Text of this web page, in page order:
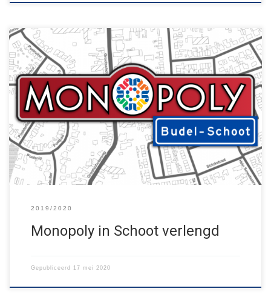
Omdat er komende dagen fantastisch warm weer voorspeld is,
verlengen we het buitenspel MONOPOLY IN SCHOOT met een
week!
Tot en met 24 mei kan iedereen op zoek naar alle
vakken van het Monopolybord. En: als je meedoet maak je kans
op het Monopoly Classic Bordspel!
Krijgen jullie de […]
2019/2020
Monopoly in Schoot verlengd
Gepubliceerd 17 mei 2020